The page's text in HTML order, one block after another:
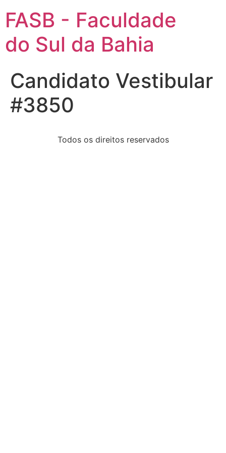
FASB - Faculdade
do Sul da Bahia
Candidato Vestibular
#3850
Todos os direitos reservados